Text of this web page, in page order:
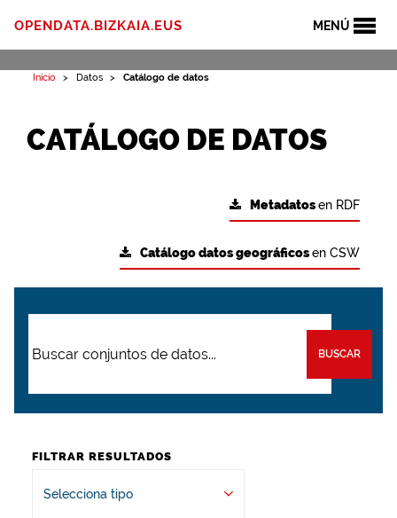
MENÚ
OPENDATA.BIZKAIA.EUS
Inicio Datos Catálogo de datos
CATÁLOGO DE DATOS
Metadatosen RDF
Catálogo datos geográficosen CSW
BUSCAR
FILTRAR RESULTADOS
Selecciona tipo